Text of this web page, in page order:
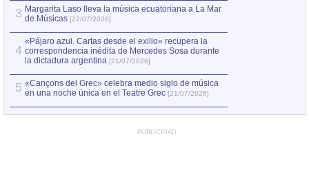
3 Margarita Laso lleva la música ecuatoriana a La Mar
de Músicas [22/07/2026]
4
«Pájaro azul. Cartas desde el exilio» recupera la
correspondencia inédita de Mercedes Sosa durante
la dictadura argentina [21/07/2026]
5 «Cançons del Grec» celebra medio siglo de música
en una noche única en el Teatre Grec [21/07/2026]
PUBLICIDAD